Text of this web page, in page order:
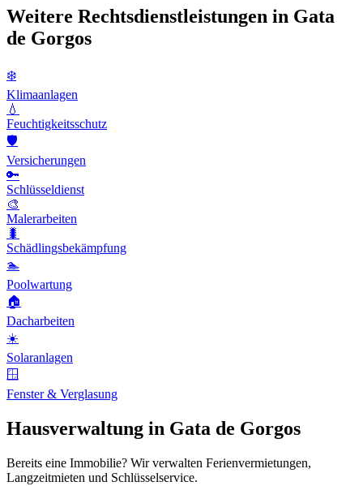
Weitere Rechtsdienstleistungen in Gata
de Gorgos
❄️
Klimaanlagen
💧
Feuchtigkeitsschutz
🛡️
Versicherungen
🔑
Schlüsseldienst
🎨
Malerarbeiten
🐛
Schädlingsbekämpfung
🏊
Poolwartung
🏠
Dacharbeiten
☀️
Solaranlagen
🪟
Fenster & Verglasung
Hausverwaltung in Gata de Gorgos
Bereits eine Immobilie? Wir verwalten Ferienvermietungen,
Langzeitmieten und Schlüsselservice.